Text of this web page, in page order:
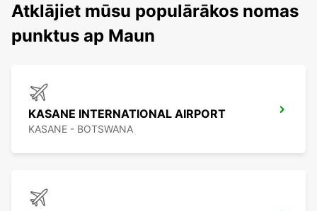
Atklājiet mūsu populārākos nomas
punktus ap Maun
KASANE INTERNATIONAL AIRPORT
KASANE - BOTSWANA